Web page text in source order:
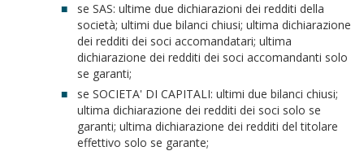
se SAS: ultime due dichiarazioni dei redditi della
società; ultimi due bilanci chiusi; ultima dichiarazione
dei redditi dei soci accomandatari; ultima
dichiarazione dei redditi dei soci accomandanti solo
se garanti;
se SOCIETA' DI CAPITALI: ultimi due bilanci chiusi;
ultima dichiarazione dei redditi dei soci solo se
garanti; ultima dichiarazione dei redditi del titolare
effettivo solo se garante;